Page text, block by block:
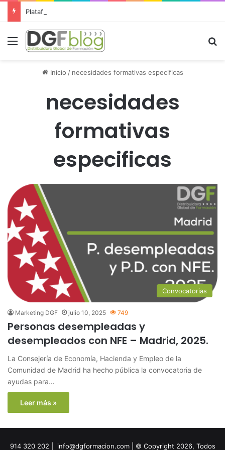
Menú
Inicio / necesidades formativas especificas
necesidades
formativas
especificas
Convocatorias
Marketing DGF julio 10, 2025 749
Personas desempleadas y
desempleados con NFE – Madrid, 2025.
La Consejería de Economía, Hacienda y Empleo de la
Comunidad de Madrid ha hecho pública la convocatoria de
ayudas para…
Leer más »
914 320 202 | info@dgformacion.com | © Copyright 2026, Todos